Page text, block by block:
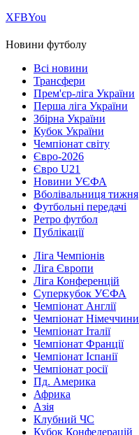
ХFBYou
Новини футболу
Всі новини
Трансфери
Прем'єр-ліга України
Перша ліга України
Збірна України
Кубок України
Чемпіонат світу
Євро-2026
Євро U21
Новини УЄФА
Вболівальниця тижня
Футбольні передачі
Ретро футбол
Публікації
Ліга Чемпіонів
Ліга Європи
Ліга Конференцій
Суперкубок УЄФА
Чемпіонат Англії
Чемпіонат Німеччини
Чемпіонат Італії
Чемпіонат Франції
Чемпіонат Іспанії
Чемпіонат росії
Пд. Америка
Африка
Азія
Клубний ЧС
Кубок Конфедерацій